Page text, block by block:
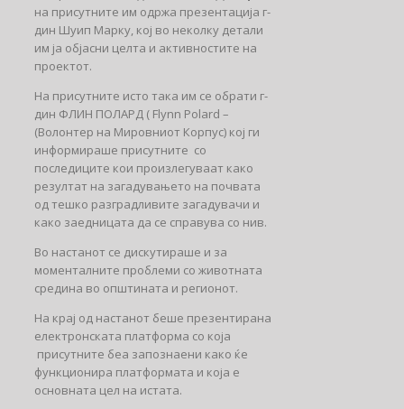
на присутните им одржа презентација г-
дин Шуип Марку, кој во неколку детали
им ја објасни целта и активностите на
проектот.
На присутните исто така им се обрати г-
дин ФЛИН ПОЛАРД ( Flynn Polard –
(Волонтер на Мировниот Корпус) кој ги
информираше присутните со
последиците кои произлегуваат како
резултат на загадувањето на почвата
од тешко разградливите загадувачи и
како заедницата да се справува со нив.
Во настанот се дискутираше и за
моменталните проблеми со животната
средина во општината и регионот.
На крај од настанот беше презентирана
електронската платформа со која
присутните беа запознаени како ќе
функционира платформата и која е
основната цел на истата.